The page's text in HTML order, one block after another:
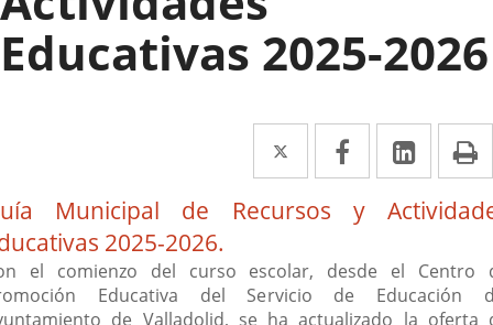
Educativas 2025-2026
Twitter
Enlace
a
una
aplicación
externa.
Facebook
Enlace
a
una
aplicación
externa.
Enlace
a
una
Municipal de Recursos y
2025-2026.
el comienzo del curso escolar, desde el Centro
Educativa del Servicio de Educación
de Valladolid, se ha actualizado la oferta